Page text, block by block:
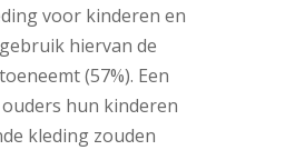
voor kinderen en
hiervan de
(57%). Een
hun kinderen
kleding zouden